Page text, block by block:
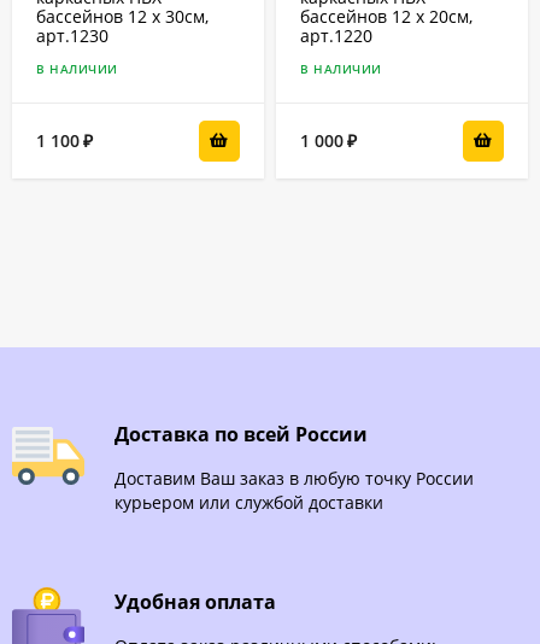
бассейнов 12 x 30см,
арт.1230
В НАЛИЧИИ
1 100₽
бассейнов 12 x 20см,
арт.1220
В НАЛИЧИИ
1 000₽
Доставка по всей России
Доставим Ваш заказ в любую точку России
курьером или службой доставки
Удобная оплата